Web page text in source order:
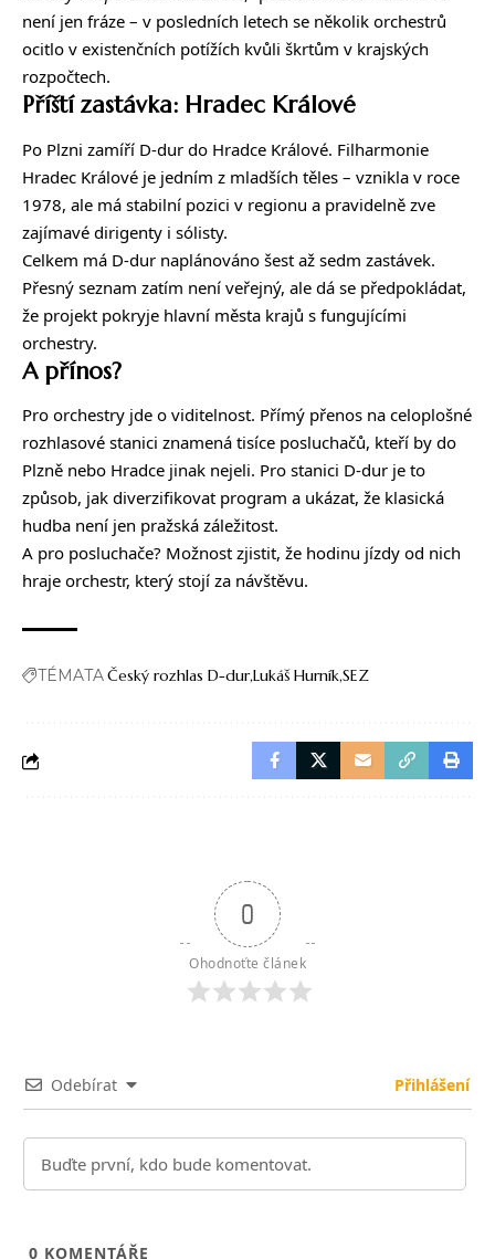
není jen fráze – v posledních letech se několik orchestrů
ocitlo v existenčních potížích kvůli škrtům v krajských
rozpočtech.
Příští zastávka: Hradec Králové
Po Plzni zamíří D-dur do Hradce Králové. Filharmonie
Hradec Králové je jedním z mladších těles – vznikla v roce
1978, ale má stabilní pozici v regionu a pravidelně zve
zajímavé dirigenty i sólisty.
Celkem má D-dur naplánováno šest až sedm zastávek.
Přesný seznam zatím není veřejný, ale dá se předpokládat,
že projekt pokryje hlavní města krajů s fungujícími
orchestry.
A přínos?
Pro orchestry jde o viditelnost. Přímý přenos na celoplošné
rozhlasové stanici znamená tisíce posluchačů, kteří by do
Plzně nebo Hradce jinak nejeli. Pro stanici D-dur je to
způsob, jak diverzifikovat program a ukázat, že klasická
hudba není jen pražská záležitost.
A pro posluchače? Možnost zjistit, že hodinu jízdy od nich
hraje orchestr, který stojí za návštěvu.
TÉMATAČeský rozhlas D-durLukáš HurníkSEZ
0
Ohodnoťte článek
Odebírat Přihlášení
0 KOMENTÁŘE